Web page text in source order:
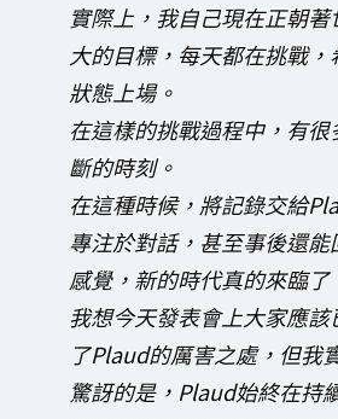
實際上，我自己現在正朝
大的目標，每天都在挑戰
狀態上場。
在這樣的挑戰過程中，有
斷的時刻。
在這種時候，將記錄交給
專注於對話，甚至事後還
感覺，新的時代真的來臨了
我想今天發表會上大家應
了Plaud的厲害之處，但我
驚訝的是，Plaud始終在持